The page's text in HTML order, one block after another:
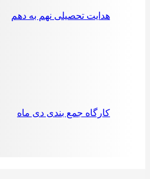
هدایت تحصیلی نهم به دهم
کارگاه جمع بندی دی ماه